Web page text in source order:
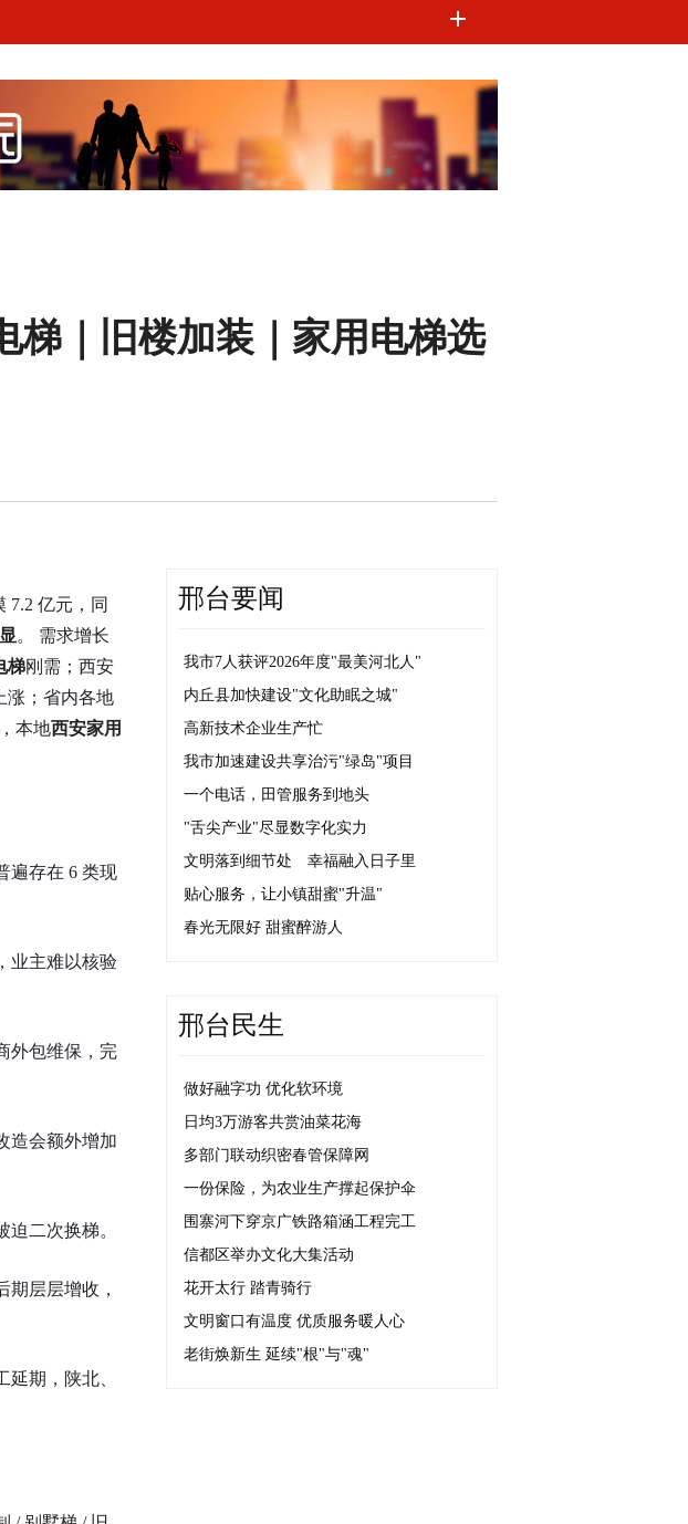
梯｜旧楼加装｜家用电梯选
7.2 亿元，同
。 需求增长
梯刚需；西安
涨；省内各地
本地西安家用
遍存在 6 类现
业主难以核验
外包维保，完
造会额外增加
二次换梯。
层层增收，
延期，陕北、
邢台要闻
我市7人获评2026年度"最美河北人"
内丘县加快建设"文化助眠之城"
高新技术企业生产忙
我市加速建设共享治污"绿岛"项目
一个电话，田管服务到地头
"舌尖产业"尽显数字化实力
文明落到细节处 幸福融入日子里
贴心服务，让小镇甜蜜"升温"
春光无限好 甜蜜醉游人
邢台民生
做好融字功 优化软环境
日均3万游客共赏油菜花海
多部门联动织密春管保障网
一份保险，为农业生产撑起保护伞
围寨河下穿京广铁路箱涵工程完工
信都区举办文化大集活动
花开太行 踏青骑行
文明窗口有温度 优质服务暖人心
老街焕新生 延续"根"与"魂"